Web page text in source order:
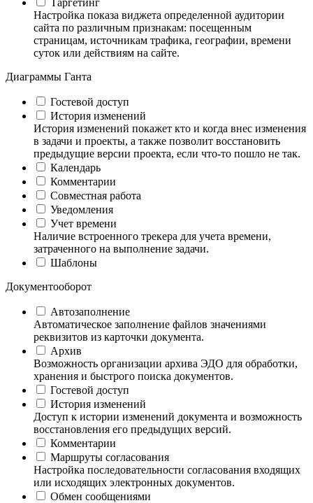
Настройка показа виджета определенной аудитории
сайта по различным признакам: посещенным
страницам, источникам трафика, географии, времени
суток или действиям на сайте.
Диаграммы Ганта
Гостевой доступ
История изменений
История изменений покажет кто и когда внес изменения
в задачи и проекты, а также позволит восстановить
предыдущие версии проекта, если что-то пошло не так.
Календарь
Комментарии
Совместная работа
Уведомления
Учет времени
Наличие встроенного трекера для учета времени,
затраченного на выполнение задачи.
Шаблоны
Документооборот
Автозаполнение
Автоматическое заполнение файлов значениями
реквизитов из карточки документа.
Архив
Возможность организации архива ЭДО для обработки,
хранения и быстрого поиска документов.
Гостевой доступ
История изменений
Доступ к истории изменений документа и возможность
восстановления его предыдущих версий.
Комментарии
Маршруты согласования
Настройка последовательности согласования входящих
или исходящих электронных документов.
Обмен сообщениями